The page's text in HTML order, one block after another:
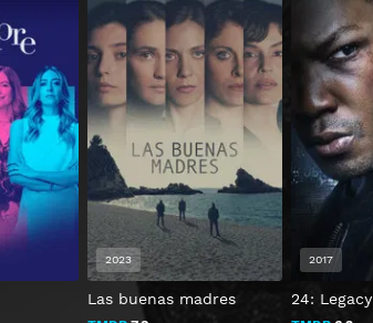
Las buenas madres
2023
24: Legacy
2017